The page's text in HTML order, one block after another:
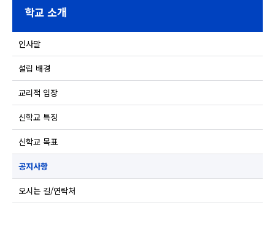
학교 소개
인사말
설립 배경
교리적 입장
신학교 특징
신학교 목표
공지사항
오시는 길/연락처